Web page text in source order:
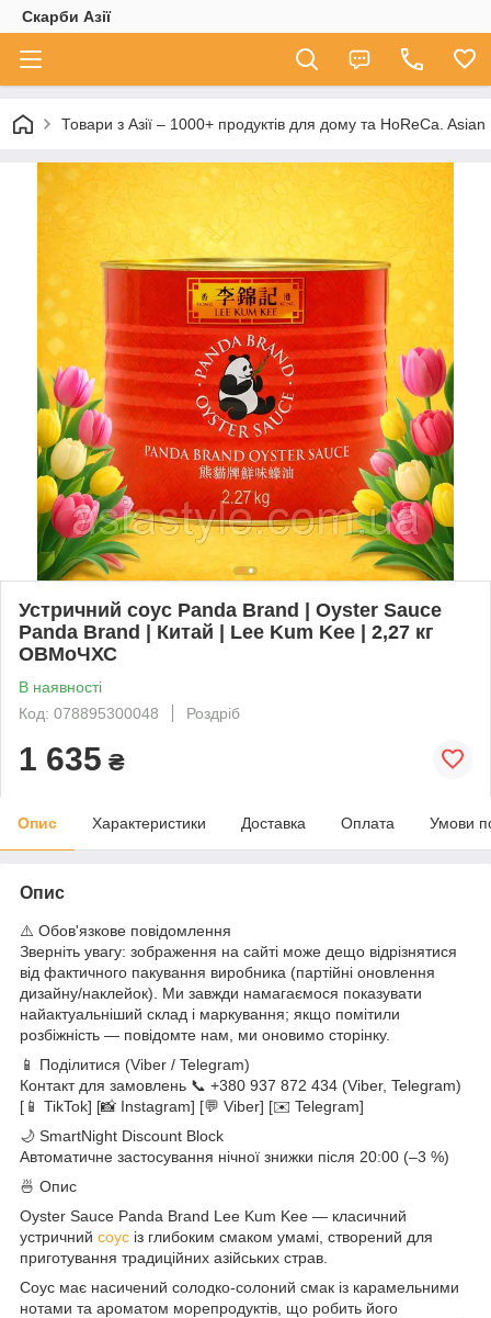
Скарби Азії
Товари з Азії – 1000+ продуктів для дому та HoReCa.
Устричний соус Panda Brand | Oyster Sauce
Panda Brand | Китай | Lee Kum Kee | 2,27 кг
ОВМоЧХС
В наявності
Код: 078895300048
Роздріб
1 635 ₴
Опис Характеристики Доставка Оплата Умови
Опис
⚠️ Обов'язкове повідомлення
Зверніть увагу: зображення на сайті може дещо відрізнятися
від фактичного пакування виробника (партійні оновлення
дизайну/наклейок). Ми завжди намагаємося показувати
найактуальніший склад і маркування; якщо помітили
розбіжність — повідомте нам, ми оновимо сторінку.
📱 Поділитися (Viber / Telegram)
Контакт для замовлень 📞 +380 937 872 434 (Viber, Telegram)
[📱 TikTok] [📸 Instagram] [💬 Viber] [✉️ Telegram]
🌙 SmartNight Discount Block
Автоматичне застосування нічної знижки після 20:00 (–3 %)
🍜 Опис
Oyster Sauce Panda Brand Lee Kum Kee — класичний
устричний соус із глибоким смаком умамі, створений для
приготування традиційних азійських страв.
Соус має насичений солодко-солоний смак із карамельними
нотами та ароматом морепродуктів, що робить його